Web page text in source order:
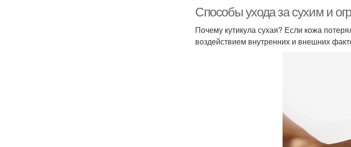
Способы ухода за сухим и
Почему кутикула сухая? Если кожа
воздействием внутренних и внешних